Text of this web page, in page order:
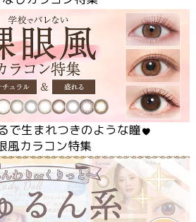
で生まれつきのような瞳
風カラコン特集